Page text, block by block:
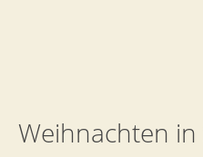
Weihnachten in